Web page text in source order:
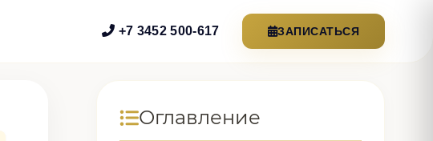
+7 3452 500-617 ЗАПИСАТЬСЯ
Оглавление